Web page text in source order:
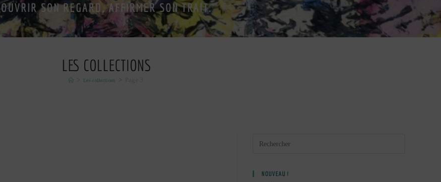
OUVRIR SON REGARD, AFFIRMER SON TRAIT.
LES COLLECTIONS
> Les collections >
NOUVEAU !